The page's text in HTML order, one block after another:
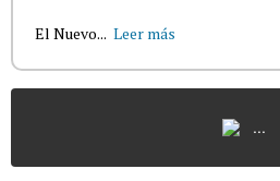
El Nuevo... Leer más
...